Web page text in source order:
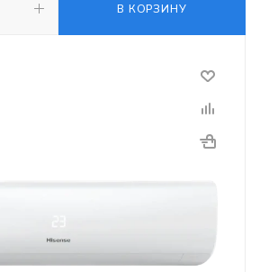
В КОРЗИНУ